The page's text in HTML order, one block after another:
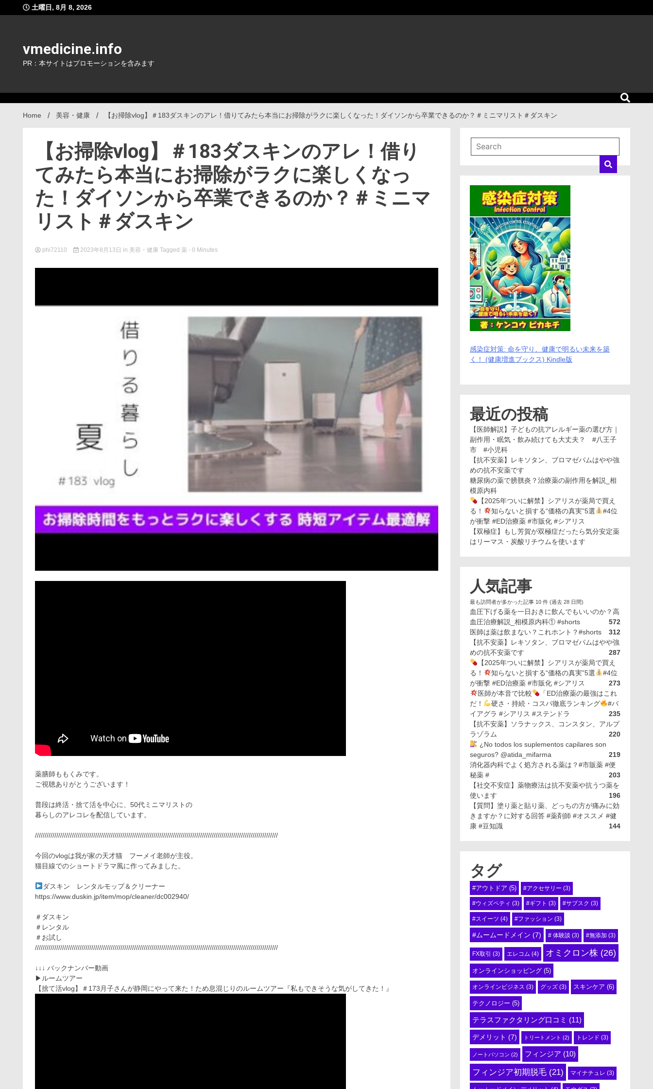
to
土曜日, 8月 8, 2026
vmedicine.info
PR：本サイトはプロモーションを含みます
Home 美容・健康 【お掃除vlog】＃183ダスキンのアレ！借りてみたら本当にお掃除がラクに楽しくなった！ダイソンから卒業できるのか？＃ミニマリスト＃ダスキン
【お掃除vlog】＃183ダスキンのアレ！借り
てみたら本当にお掃除がラクに楽しくなっ
た！ダイソンから卒業できるのか？＃ミニマ
リスト＃ダスキン
phi72110 2023年8月13日 in 美容・健康 Tagged 薬 - 0 Minutes
薬膳師ももくみです。
ご視聴ありがとうございます！
普段は終活・捨て活を中心に、50代ミニマリストの
暮らしのアレコレを配信しています。
/////////////////////////////////////////////////////////////////////////////////////////////////////////////////////////////
今回のvlogは我が家の天才猫 フーメイ老師が主役。
猫目線でのショートドラマ風に作ってみました。
ダスキン レンタルモップ＆クリーナー
https://www.duskin.jp/item/mop/cleaner/dc002940/
＃ダスキン
＃レンタル
＃お試し
/////////////////////////////////////////////////////////////////////////////////////////////////////////////////////////////
↓↓↓ バックナンバー動画
▶︎ルームツアー
【捨て活vlog】＃173月子さんが静岡にやって来た！ため息混じりのルームツアー『私もできそうな気がしてきた！』
感染症対策: 命を守り、健康で明るい未来を築
く！ (健康増進ブックス) Kindle版
最近の投稿
【医師解説】子どもの抗アレルギー薬の選び方｜
副作用・眠気・飲み続けても大丈夫？ #八王子
市 #小児科
【抗不安薬】レキソタン、ブロマゼパムはやや強
めの抗不安薬です
糖尿病の薬で膀胱炎？治療薬の副作用を解説_相
模原内科
【2025年ついに解禁】シアリスが薬局で買え
る！
知らないと損する“価格の真実”5選
#4位
が衝撃 #ED治療薬 #市販化 #シアリス
【双極症】もし芳賀が双極症だったら気分安定薬
はリーマス・炭酸リチウムを使います
人気記事
最も訪問者が多かった記事 10 件 (過去 28 日間)
血圧下げる薬を一日おきに飲んでもいいのか？高
血圧治療解説_相模原内科① #shorts
572
医師は薬は飲まない？これホント？#shorts
312
【抗不安薬】レキソタン、ブロマゼパムはやや強
めの抗不安薬です
287
【2025年ついに解禁】シアリスが薬局で買え
る！
知らないと損する“価格の真実”5選
#4位
が衝撃 #ED治療薬 #市販化 #シアリス
273
医師が本音で比較
「ED治療薬の最強はこれ
だ！
硬さ・持続・コスパ徹底ランキング
#バ
イアグラ #シアリス #ステンドラ
235
【抗不安薬】ソラナックス、コンスタン、アルプ
ラゾラム
220
¿No todos los suplementos capilares son
seguros? @atida_mifarma
219
消化器内科でよく処方される薬は？#市販薬 #便
秘薬 #
203
【社交不安症】薬物療法は抗不安薬や抗うつ薬を
使います
196
【質問】塗り薬と貼り薬、どっちの方が痛みに効
きますか？に対する回答 #薬剤師 #オススメ #健
康 #豆知識
144
タグ
#アウトドア (5) #アクセサリー (3)
#ウィズペティ (3) #ギフト (3) #サブスク (3)
#スイーツ (4) #ファッション (3)
#ムームードメイン (7) # 体験談 (3) #無添加 (3)
FX取引 (3) エレコム (4) オミクロン株 (26)
オンラインショッピング (5)
オンラインビジネス (3) グッズ (3) スキンケア (6)
テクノロジー (5)
テラスファクタリング口コミ (11)
デメリット (7) トリートメント (2) トレンド (3)
ノートパソコン (2) フィンジア (10)
フィンジア初期脱毛 (21) マイナチュレ (3)